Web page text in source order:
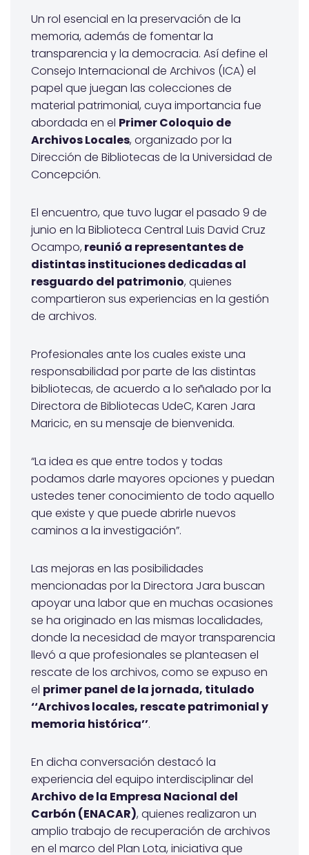
Un rol esencial en la preservación de la
memoria, además de fomentar la
transparencia y la democracia. Así define el
Consejo Internacional de Archivos (ICA) el
papel que juegan las colecciones de
material patrimonial, cuya importancia fue
abordada en el Primer Coloquio de
Archivos Locales, organizado por la
Dirección de Bibliotecas de la Universidad de
Concepción.
El encuentro, que tuvo lugar el pasado 9 de
junio en la Biblioteca Central Luis David Cruz
Ocampo, reunió a representantes de
distintas instituciones dedicadas al
resguardo del patrimonio, quienes
compartieron sus experiencias en la gestión
de archivos.
Profesionales ante los cuales existe una
responsabilidad por parte de las distintas
bibliotecas, de acuerdo a lo señalado por la
Directora de Bibliotecas UdeC, Karen Jara
Maricic, en su mensaje de bienvenida.
“La idea es que entre todos y todas
podamos darle mayores opciones y puedan
ustedes tener conocimiento de todo aquello
que existe y que puede abrirle nuevos
caminos a la investigación”.
Las mejoras en las posibilidades
mencionadas por la Directora Jara buscan
apoyar una labor que en muchas ocasiones
se ha originado en las mismas localidades,
donde la necesidad de mayor transparencia
llevó a que profesionales se planteasen el
rescate de los archivos, como se expuso en
el primer panel de la jornada, titulado
‘‘Archivos locales, rescate patrimonial y
memoria histórica’’.
En dicha conversación destacó la
experiencia del equipo interdisciplinar del
Archivo de la Empresa Nacional del
Carbón (ENACAR), quienes realizaron un
amplio trabajo de recuperación de archivos
en el marco del Plan Lota, iniciativa que